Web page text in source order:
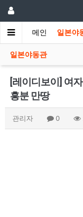
메인 일본야
일본야동관
[레이디보이] 여
흥분 만땅
관리자 0